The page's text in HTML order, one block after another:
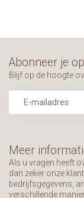
Meer
Als u vragen heeft
dan zeker onze
bedrijfsgegevens,
verschillende
Abonneer je
Blijf op de hoogte